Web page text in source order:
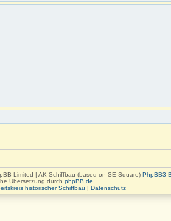
Limited | AK Schiffbau (based on SE Square) PhpBB3
Übersetzung durch phpBB.de
historischer Schiffbau | Datenschutz